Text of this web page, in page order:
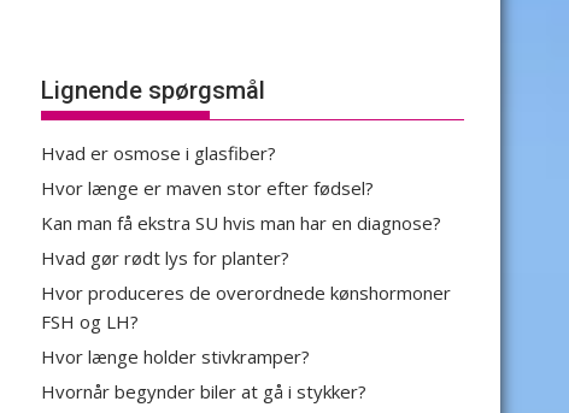
Lignende spørgsmål
Hvad er osmose i glasfiber?
Hvor længe er maven stor efter fødsel?
Kan man få ekstra SU hvis man har en diagnose?
Hvad gør rødt lys for planter?
Hvor produceres de overordnede kønshormoner
FSH og LH?
Hvor længe holder stivkramper?
Hvornår begynder biler at gå i stykker?